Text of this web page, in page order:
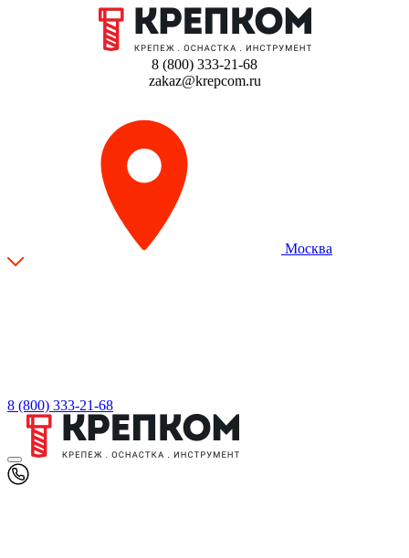
8 (800) 333-21-68
zakaz@krepcom.ru
Москва
8 (800) 333-21-68